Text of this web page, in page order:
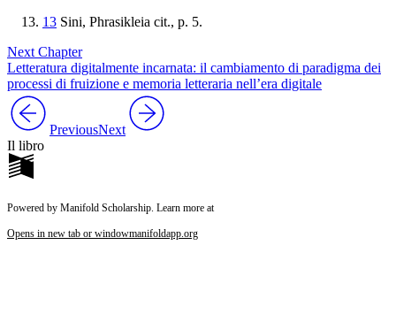
13 Sini, Phrasikleia cit., p. 5.
Next Chapter
Letteratura digitalmente incarnata: il cambiamento di paradigma dei
processi di fruizione e memoria letteraria nell’era digitale
PreviousNext
Il libro
Powered by Manifold Scholarship. Learn more at
Opens in new tab or windowmanifoldapp.org